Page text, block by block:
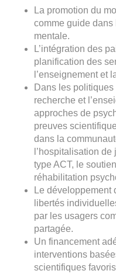
La promotion du
comme guide
mentale.
L’intégration des
planification des
l’enseignement et
Dans les
recherche et
approches de
preuves
dans la
l’hospitalisation
type ACT, le
réhabilitation
Le développement
libertés
par les usagers
partagée.
Un financement
interventions
scientifiques